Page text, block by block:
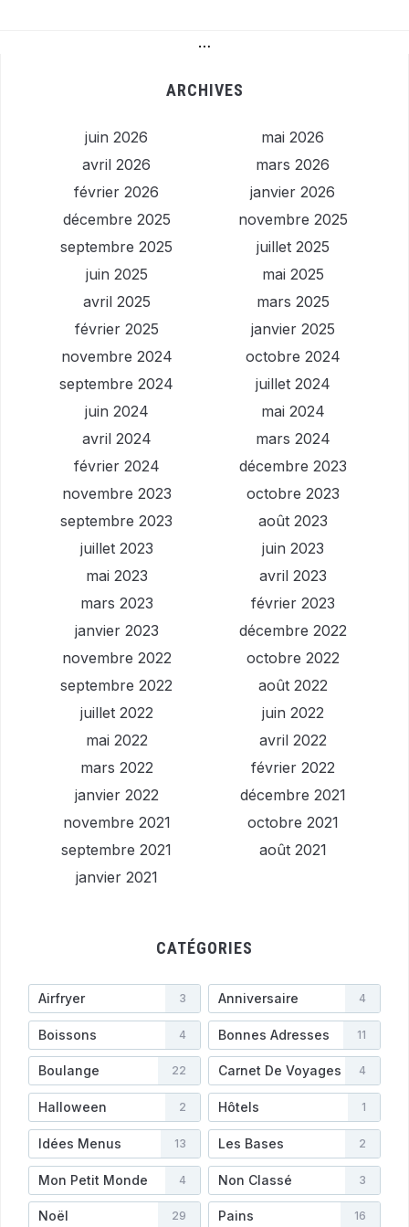
…
ARCHIVES
juin 2026
mai 2026
avril 2026
mars 2026
février 2026
janvier 2026
décembre 2025
novembre 2025
septembre 2025
juillet 2025
juin 2025
mai 2025
avril 2025
mars 2025
février 2025
janvier 2025
novembre 2024
octobre 2024
septembre 2024
juillet 2024
juin 2024
mai 2024
avril 2024
mars 2024
février 2024
décembre 2023
novembre 2023
octobre 2023
septembre 2023
août 2023
juillet 2023
juin 2023
mai 2023
avril 2023
mars 2023
février 2023
janvier 2023
décembre 2022
novembre 2022
octobre 2022
septembre 2022
août 2022
juillet 2022
juin 2022
mai 2022
avril 2022
mars 2022
février 2022
janvier 2022
décembre 2021
novembre 2021
octobre 2021
septembre 2021
août 2021
janvier 2021
CATÉGORIES
Airfryer 3 Anniversaire 4
Boissons 4 Bonnes Adresses 11
Boulange 22 Carnet De Voyages 4
Halloween 2 Hôtels 1
Idées Menus 13 Les Bases 2
Mon Petit Monde 4 Non Classé 3
Noël 29 Pains 16